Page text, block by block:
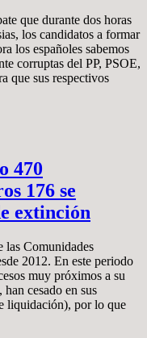
que durante dos horas
los candidatos a formar
los españoles sabemos
corruptas del PP, PSOE,
que sus respectivos
470
176 se
extinción
las Comunidades
2012. En este periodo
muy próximos a su
cesado en sus
liquidación), por lo que